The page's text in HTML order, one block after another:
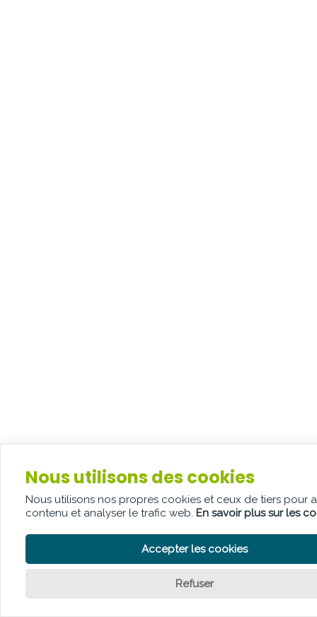
Nous utilisons des cookies
Nous utilisons nos propres cookies et ceux de tiers pour
contenu et analyser le trafic web. En savoir plus sur les
Accepter les cookies
Refuser